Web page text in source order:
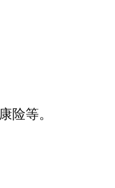
等。